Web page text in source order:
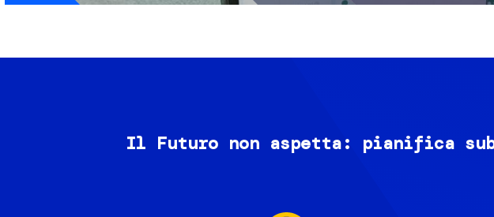
Il Futuro non aspetta: pianifica